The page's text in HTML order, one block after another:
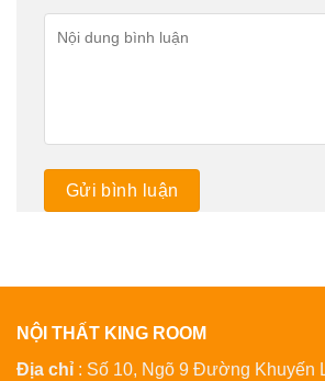
NỘI THẤT KING ROOM
Địa chỉ : Số 10, Ngõ 9 Đường Khuyến